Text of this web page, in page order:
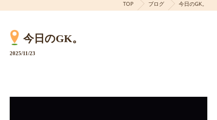
TOP ブログ 今日のGK。
今日のGK。
2025/11/23